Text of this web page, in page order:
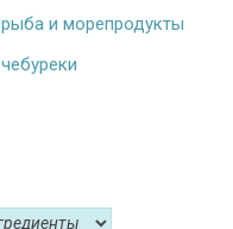
рыба и морепродукты
чебуреки